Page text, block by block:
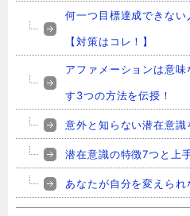
何一つ目標達成できな
【対策はコレ！】
アファメーションは意
す3つの方法を伝授！
意外と知らない潜在意
潜在意識の特徴7つと上
あなたが自分を変えら